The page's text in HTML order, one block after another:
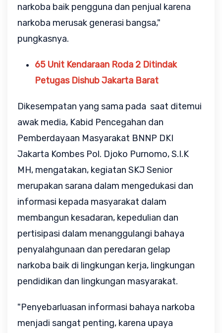
narkoba baik pengguna dan penjual karena
narkoba merusak generasi bangsa,"
pungkasnya.
65 Unit Kendaraan Roda 2 Ditindak
Petugas Dishub Jakarta Barat
Dikesempatan yang sama pada saat ditemui
awak media, Kabid Pencegahan dan
Pemberdayaan Masyarakat BNNP DKI
Jakarta Kombes Pol. Djoko Purnomo, S.I.K
MH, mengatakan, kegiatan SKJ Senior
merupakan sarana dalam mengedukasi dan
informasi kepada masyarakat dalam
membangun kesadaran, kepedulian dan
pertisipasi dalam menanggulangi bahaya
penyalahgunaan dan peredaran gelap
narkoba baik di lingkungan kerja, lingkungan
pendidikan dan lingkungan masyarakat.
"Penyebarluasan informasi bahaya narkoba
menjadi sangat penting, karena upaya